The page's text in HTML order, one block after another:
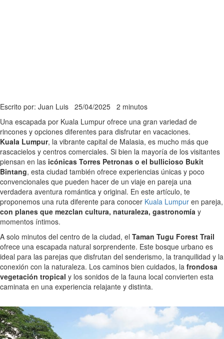
Escrito por: Juan Luis 25/04/2025 2 minutos
Una escapada por Kuala Lumpur ofrece una gran variedad de
rincones y opciones diferentes para disfrutar en vacaciones.
Kuala Lumpur, la vibrante capital de Malasia, es mucho más que
rascacielos y centros comerciales. Si bien la mayoría de los visitantes
piensan en las icónicas Torres Petronas o el bullicioso Bukit
Bintang, esta ciudad también ofrece experiencias únicas y poco
convencionales que pueden hacer de un viaje en pareja una
verdadera aventura romántica y original. En este artículo, te
proponemos una ruta diferente para conocer Kuala Lumpur en pareja,
con planes que mezclan cultura, naturaleza, gastronomía y
momentos íntimos.
A solo minutos del centro de la ciudad, el Taman Tugu Forest Trail
ofrece una escapada natural sorprendente. Este bosque urbano es
ideal para las parejas que disfrutan del senderismo, la tranquilidad y la
conexión con la naturaleza. Los caminos bien cuidados, la frondosa
vegetación tropical y los sonidos de la fauna local convierten esta
caminata en una experiencia relajante y distinta.